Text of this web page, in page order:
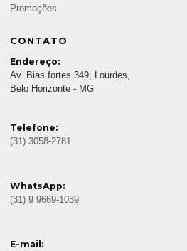
Promoções
CONTATO
Endereço:
Av. Bias fortes 349, Lourdes,
Belo Horizonte - MG
Telefone:
(31) 3058-2781
WhatsApp:
(31) 9 9669-1039
E-mail: